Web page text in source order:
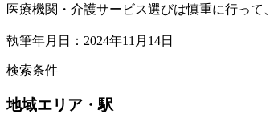
医療機関・介護サービス選びは慎重に行って
執筆年月日：2024年11月14日
検索条件
地域エリア・駅